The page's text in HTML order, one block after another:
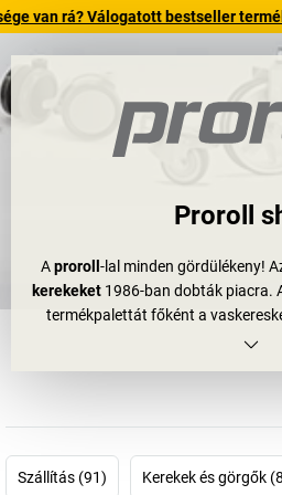
rá? Válogatott bestseller
Proroll
Aproroll -lal minden gördülékeny!
kerekeket1986-ban dobták piacra.
termékpalettát főként a
mutatták be. A 90-es években
most már Ázsiában és Európában is
mindig ott készítik, ahol a szakértőik
Szállítás (91) Kerekek és görgők